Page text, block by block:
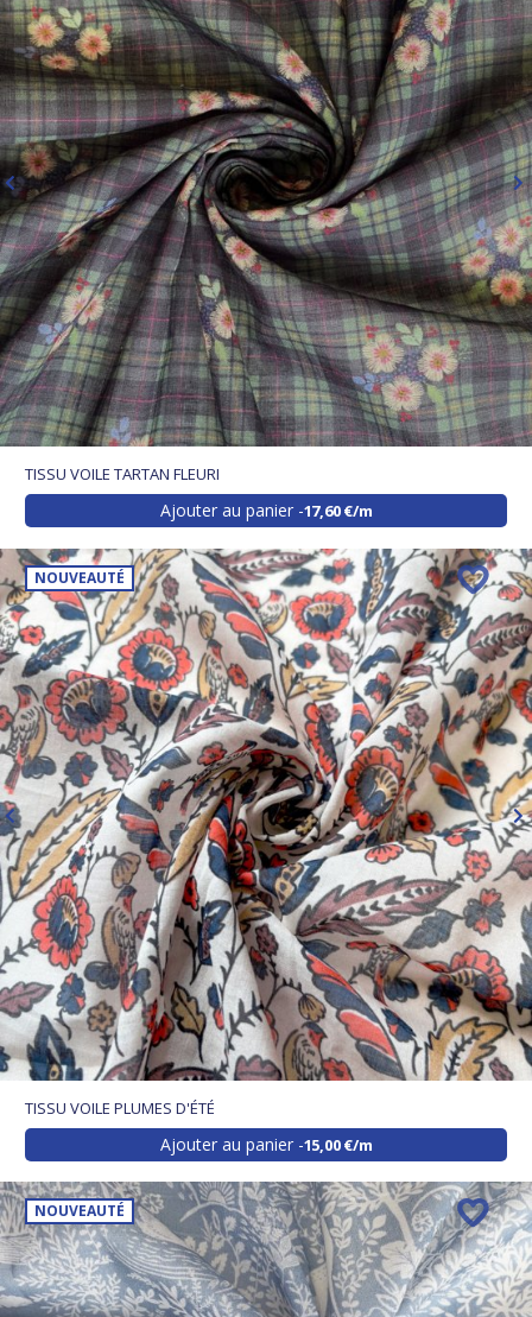
Craquez pource large choix de voile de coton transparent au
mètrepour révéler le potentiel créatif qui est en vous et réalisez
des ouvrages uniques !
Optez pournos tissus coton au mètrepour compléter vos
réalisations.
N'hésitez pas à partager vos réalisations couture avec nous sur
les réseaux sociaux #papapiqueetmamancoud. Et régulièrement
des tissus en voile de coton pas chers!
TISSU VOILE TARTAN FLEURI
Ajouter au panier 17,60 €/m
NOUVEAUTÉ
TISSU VOILE PLUMES D'ÉTÉ
Ajouter au panier 15,00 €/m
NOUVEAUTÉ